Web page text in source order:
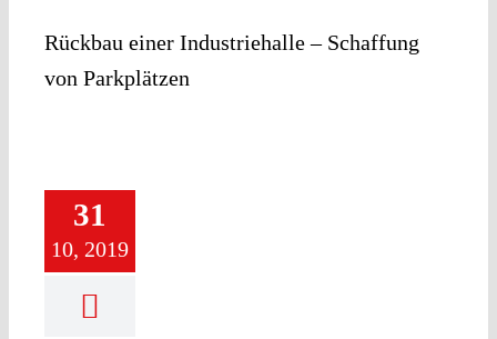
Rückbau einer Industriehalle – Schaffung
von Parkplätzen
31
10, 2019